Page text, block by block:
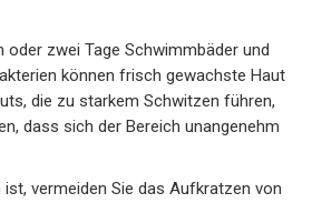
oder zwei Tage Schwimmbäder und
können frisch gewachste Haut
die zu starkem Schwitzen führen,
dass sich der Bereich unangenehm
vermeiden Sie das Aufkratzen von